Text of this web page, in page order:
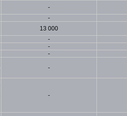
-
-
13 000
-
-
-
-
-